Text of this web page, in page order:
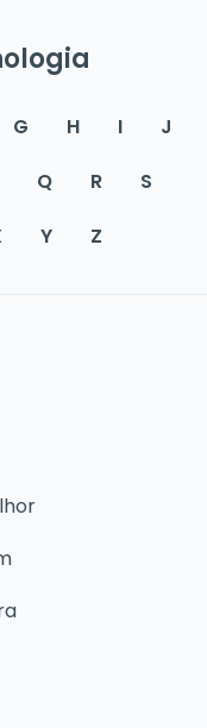
G H I
J
Q R
S
Y Z